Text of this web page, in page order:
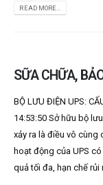
READ MORE...
SỮA CHỮA,
BỘ LƯU ĐIỆN UPS:
14:53:50 Sở hữu bộ
xảy ra là điều vô cùng
hoạt động của UPS
quả tối đa, hạn chế rủi